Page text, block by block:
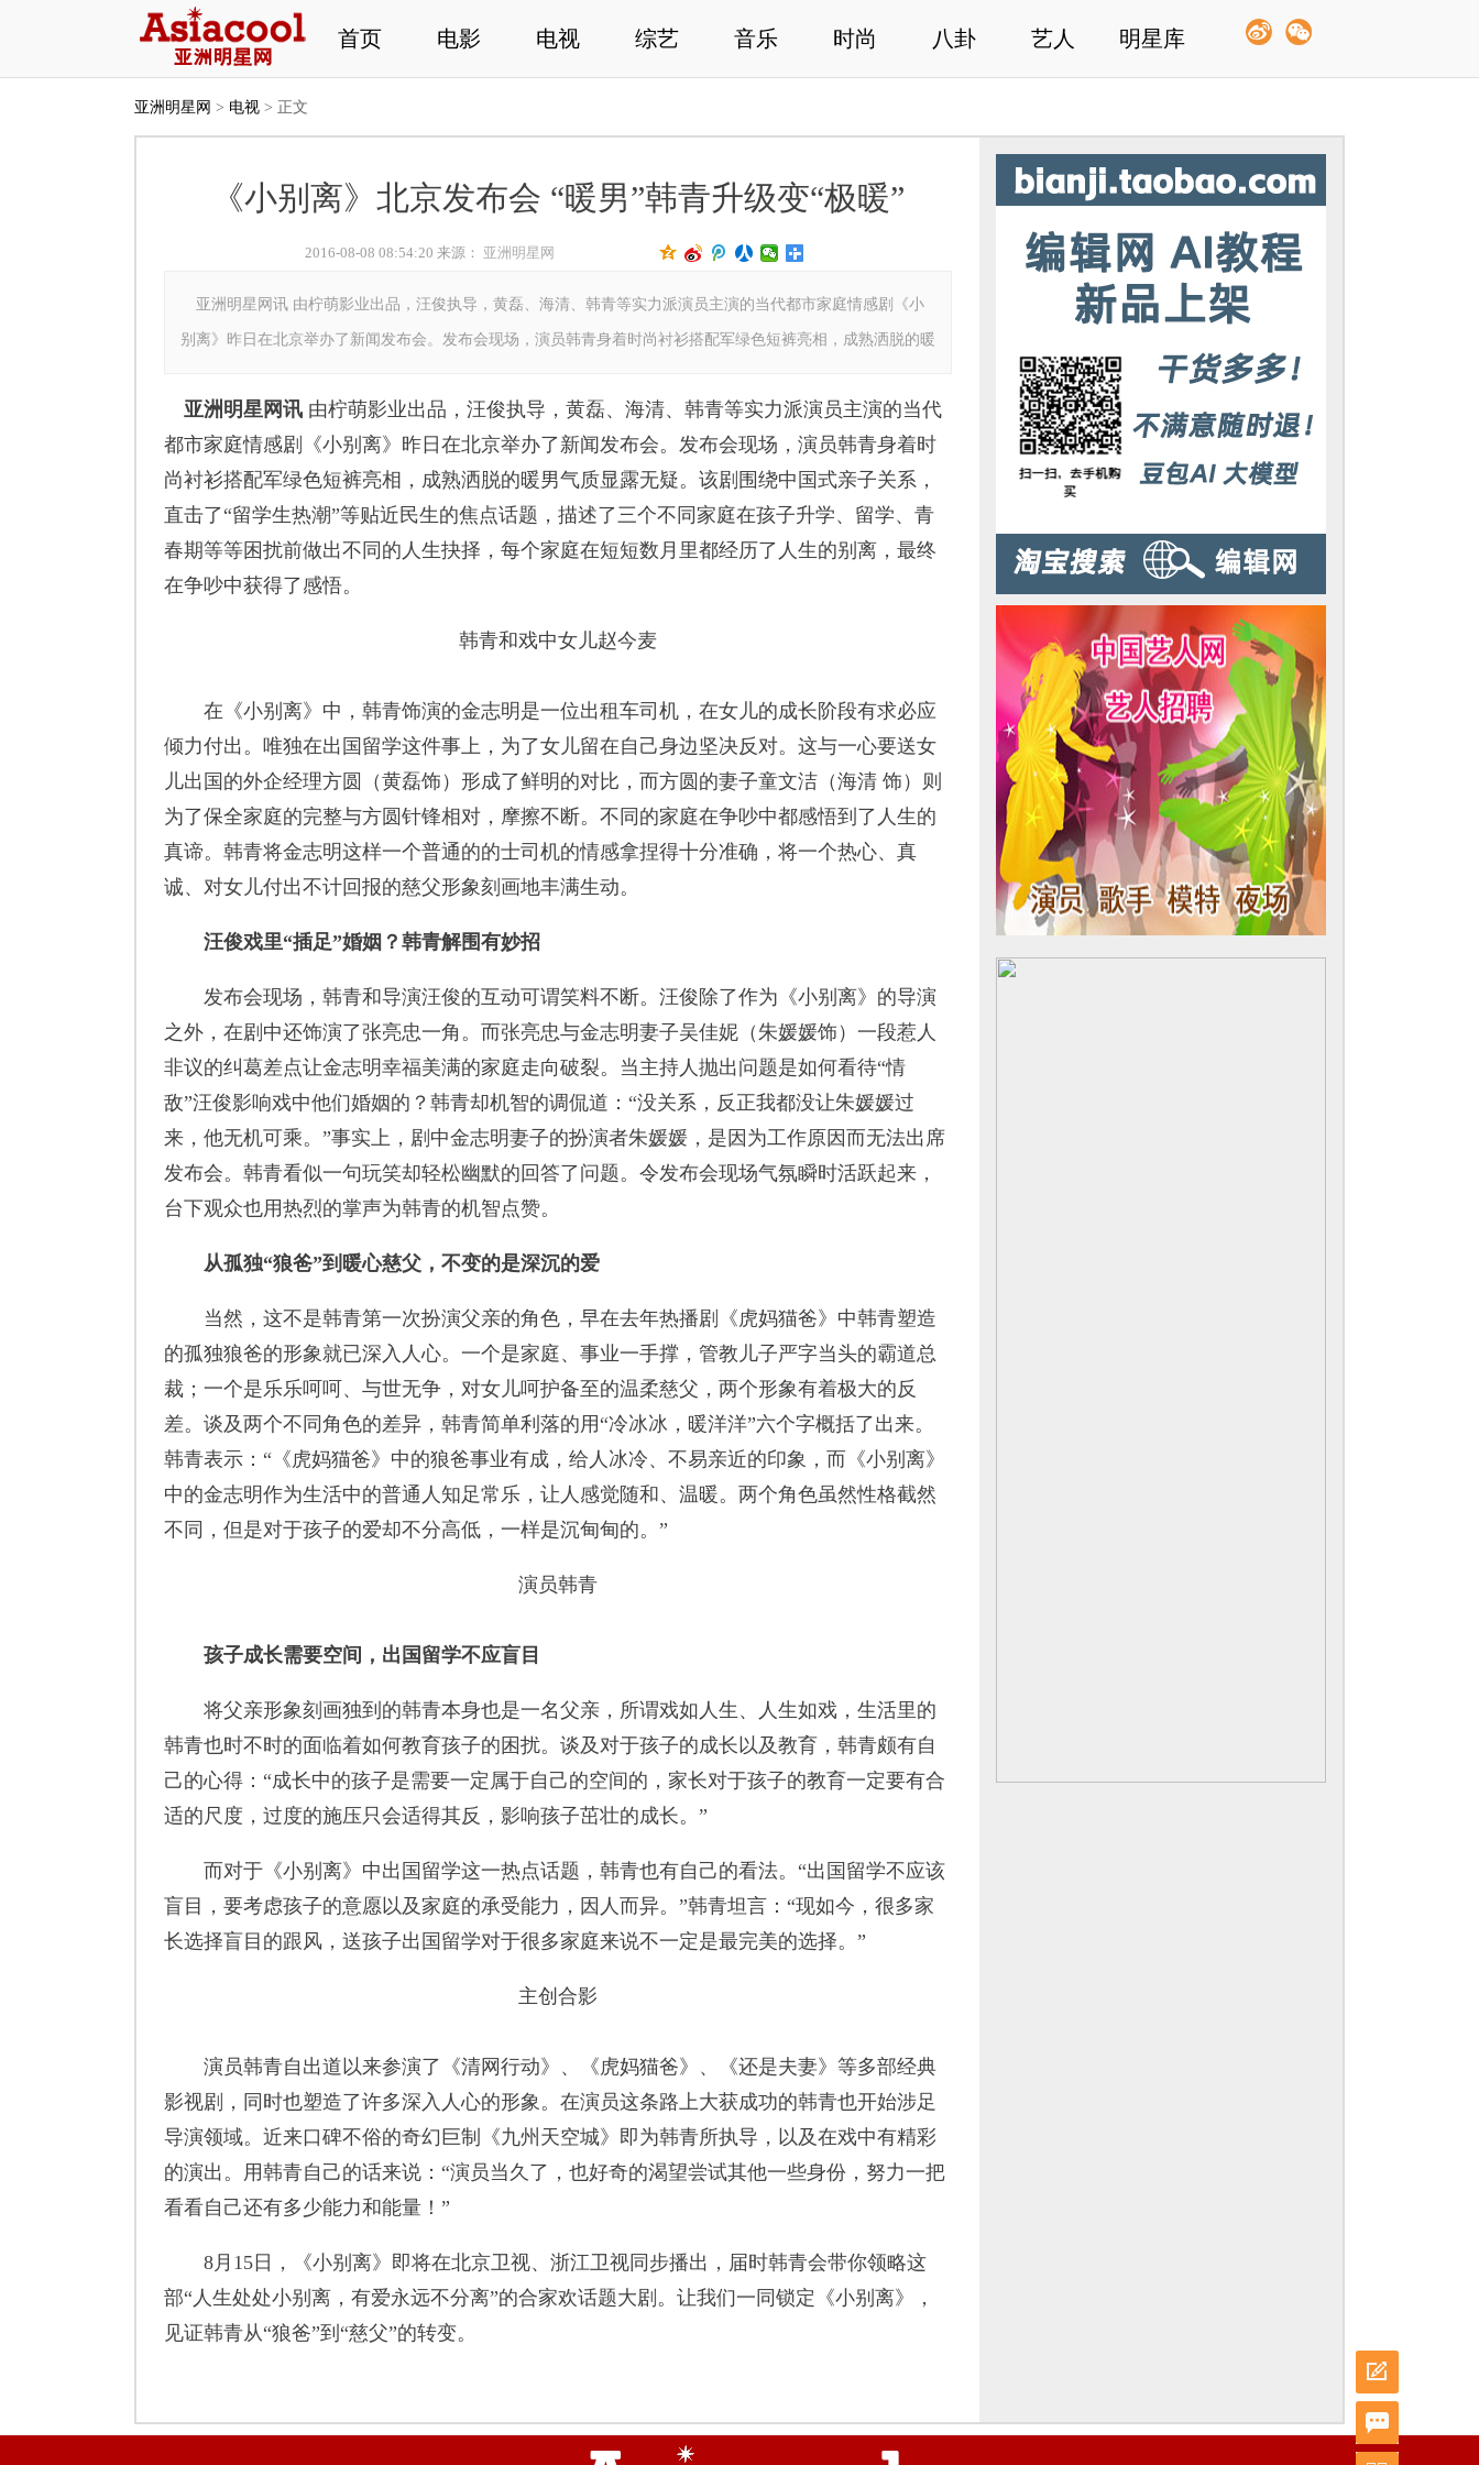
首页 电影 电视 综艺 音乐 时尚 八卦 艺人 明星库
亚洲明星网 > 电视 > 正文
《小别离》北京发布会 “暖男”韩青升级变“极暖”
2016-08-08 08:54:20 来源： 亚洲明星网
亚洲明星网讯 由柠萌影业出品，汪俊执导，黄磊、海清、韩青等实力派演员主演的当代都市家庭情感剧《小
别离》昨日在北京举办了新闻发布会。发布会现场，演员韩青身着时尚衬衫搭配军绿色短裤亮相，成熟洒脱的暖
亚洲明星网讯 由柠萌影业出品，汪俊执导，黄磊、海清、韩青等实力派演员主演的当代
都市家庭情感剧《小别离》昨日在北京举办了新闻发布会。发布会现场，演员韩青身着时
尚衬衫搭配军绿色短裤亮相，成熟洒脱的暖男气质显露无疑。该剧围绕中国式亲子关系，
直击了“留学生热潮”等贴近民生的焦点话题，描述了三个不同家庭在孩子升学、留学、青
春期等等困扰前做出不同的人生抉择，每个家庭在短短数月里都经历了人生的别离，最终
在争吵中获得了感悟。
韩青和戏中女儿赵今麦
在《小别离》中，韩青饰演的金志明是一位出租车司机，在女儿的成长阶段有求必应
倾力付出。唯独在出国留学这件事上，为了女儿留在自己身边坚决反对。这与一心要送女
儿出国的外企经理方圆（黄磊饰）形成了鲜明的对比，而方圆的妻子童文洁（海清 饰）则
为了保全家庭的完整与方圆针锋相对，摩擦不断。不同的家庭在争吵中都感悟到了人生的
真谛。韩青将金志明这样一个普通的的士司机的情感拿捏得十分准确，将一个热心、真
诚、对女儿付出不计回报的慈父形象刻画地丰满生动。
汪俊戏里“插足”婚姻？韩青解围有妙招
发布会现场，韩青和导演汪俊的互动可谓笑料不断。汪俊除了作为《小别离》的导演
之外，在剧中还饰演了张亮忠一角。而张亮忠与金志明妻子吴佳妮（朱媛媛饰）一段惹人
非议的纠葛差点让金志明幸福美满的家庭走向破裂。当主持人抛出问题是如何看待“情
敌”汪俊影响戏中他们婚姻的？韩青却机智的调侃道：“没关系，反正我都没让朱媛媛过
来，他无机可乘。”事实上，剧中金志明妻子的扮演者朱媛媛，是因为工作原因而无法出席
发布会。韩青看似一句玩笑却轻松幽默的回答了问题。令发布会现场气氛瞬时活跃起来，
台下观众也用热烈的掌声为韩青的机智点赞。
从孤独“狼爸”到暖心慈父，不变的是深沉的爱
当然，这不是韩青第一次扮演父亲的角色，早在去年热播剧《虎妈猫爸》中韩青塑造
的孤独狼爸的形象就已深入人心。一个是家庭、事业一手撑，管教儿子严字当头的霸道总
裁；一个是乐乐呵呵、与世无争，对女儿呵护备至的温柔慈父，两个形象有着极大的反
差。谈及两个不同角色的差异，韩青简单利落的用“冷冰冰，暖洋洋”六个字概括了出来。
韩青表示：“《虎妈猫爸》中的狼爸事业有成，给人冰冷、不易亲近的印象，而《小别离》
中的金志明作为生活中的普通人知足常乐，让人感觉随和、温暖。两个角色虽然性格截然
不同，但是对于孩子的爱却不分高低，一样是沉甸甸的。”
演员韩青
孩子成长需要空间，出国留学不应盲目
将父亲形象刻画独到的韩青本身也是一名父亲，所谓戏如人生、人生如戏，生活里的
韩青也时不时的面临着如何教育孩子的困扰。谈及对于孩子的成长以及教育，韩青颇有自
己的心得：“成长中的孩子是需要一定属于自己的空间的，家长对于孩子的教育一定要有合
适的尺度，过度的施压只会适得其反，影响孩子茁壮的成长。”
而对于《小别离》中出国留学这一热点话题，韩青也有自己的看法。“出国留学不应该
盲目，要考虑孩子的意愿以及家庭的承受能力，因人而异。”韩青坦言：“现如今，很多家
长选择盲目的跟风，送孩子出国留学对于很多家庭来说不一定是最完美的选择。”
主创合影
演员韩青自出道以来参演了《清网行动》、《虎妈猫爸》、《还是夫妻》等多部经典
影视剧，同时也塑造了许多深入人心的形象。在演员这条路上大获成功的韩青也开始涉足
导演领域。近来口碑不俗的奇幻巨制《九州天空城》即为韩青所执导，以及在戏中有精彩
的演出。用韩青自己的话来说：“演员当久了，也好奇的渴望尝试其他一些身份，努力一把
看看自己还有多少能力和能量！”
8月15日，《小别离》即将在北京卫视、浙江卫视同步播出，届时韩青会带你领略这
部“人生处处小别离，有爱永远不分离”的合家欢话题大剧。让我们一同锁定《小别离》，
见证韩青从“狼爸”到“慈父”的转变。